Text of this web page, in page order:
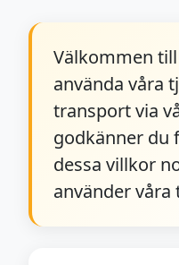
Välkommen
använda våra
transport via
godkänner du
dessa villkor
använder våra